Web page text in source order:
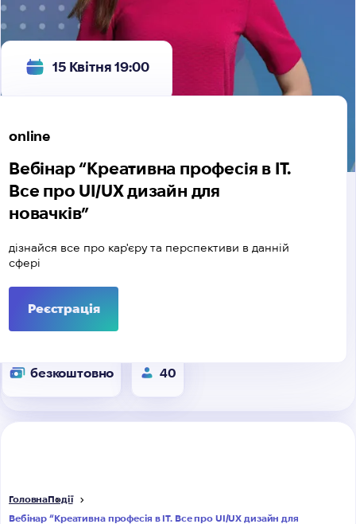
online
Вебінар “Креативна професія в ІТ.
Все про UI/UX дизайн для
новачків”
дізнайся все про кар'єру та перспективи в данній
сфері
Реєстрація
безкоштовно 40
15 Квітня 19:00
ГоловнаПодії
Вебінар “Креативна професія в ІТ. Все про UI/UX дизайн для